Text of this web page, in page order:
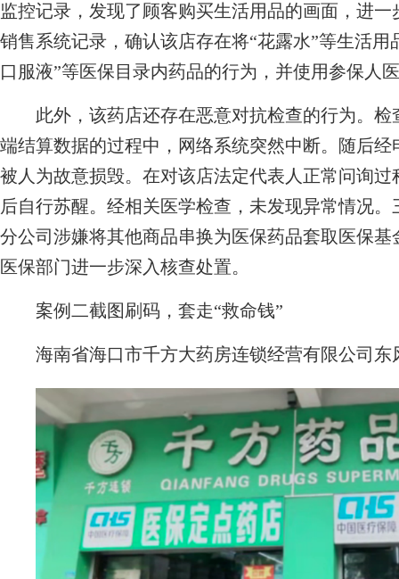
监控记录，发现了顾客购买生活用品的画面，进
销售系统记录，确认该店存在将“花露水”等生活用
口服液”等医保目录内药品的行为，并使用参保人
此外，该药店还存在恶意对抗检查的行为。检
端结算数据的过程中，网络系统突然中断。随后
被人为故意损毁。在对该店法定代表人正常问询
后自行苏醒。经相关医学检查，未发现异常情况
分公司涉嫌将其他商品串换为医保药品套取医保
医保部门进一步深入核查处置。
案例二截图刷码，套走“救命钱”
海南省海口市千方大药房连锁经营有限公司东